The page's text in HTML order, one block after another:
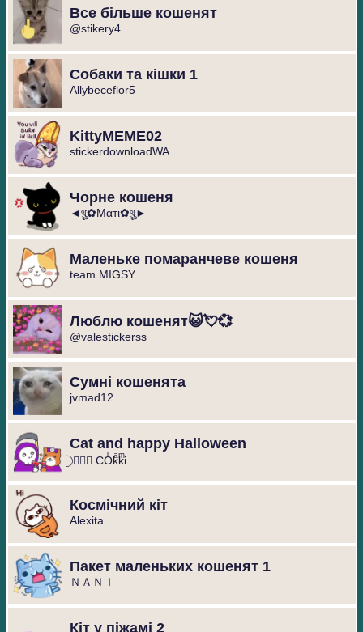
Все більше кошенят
@stikery4
Собаки та кішки 1
Allybeceflor5
KittyMEME02
stickerdownloadWA
Чорне кошеня
◄থৣ✿Mαтι✿থৣ►
Маленьке помаранчеве кошеня
team MIGSY
Люблю кошенят😺💘💞
@valestickerss
Сумні кошенята
jvmad12
Cat and happy Halloween
⃝ ❥⃢⃟ COͥkͣkͫi
Космічний кіт
Alexita
Пакет маленьких кошенят 1
ＮＡＮＩ
Кіт у піжамі 2